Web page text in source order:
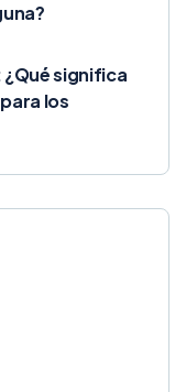
significa
los